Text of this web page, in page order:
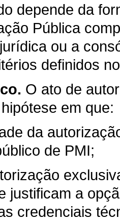
depende da
Pública
ou a
definidos
O ato de
em que:
da
de PMI;
justificam a
credenciais